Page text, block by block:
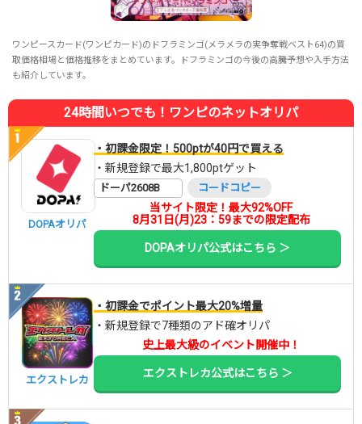
ワンピースカード(ワンピカード)のドフラミンゴ(メラメラの実争奪戦ベスト64)の買
取価格相場と価格推移をまとめています。ドフラミンゴの今後の高騰予想や入手方法
も紹介しています。
24時間いつでも！ワンピのネットオリパ
DOPAオリパ
・初課金限定！500ptが40円で買える
・新規登録で最大1,800ptゲット
ドーパ2608B コードコピー
当サイト限定！最大92%OFF
8月31日(月)23：59までの限定配布
DOPAオリパ公式はこちら ＞
エクストレカ
・初課金でポイント最大20%増量
・新規登録で7種類のアド確オリパ
史上最大級のイベント開催中！
エクストレカ公式はこちら ＞